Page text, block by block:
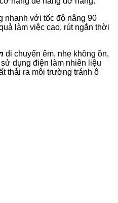
nhanh với tốc độ nâng 90
làm việc cao, rút ngắn thời
di chuyển êm, nhẹ không ồn,
dụng điện làm nhiên liệu
thải ra môi trường tránh ô